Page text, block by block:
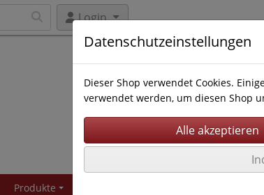
Login
Produkte
Datenschutzeinstellungen
Dieser Shop verwendet Cookies.
verwendet werden, um diesen Shop